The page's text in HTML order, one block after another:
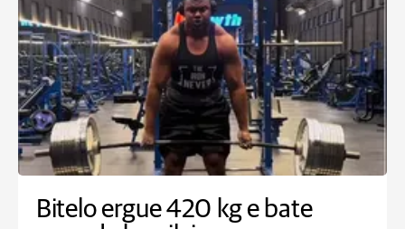
Bitelo ergue 420 kg e bate